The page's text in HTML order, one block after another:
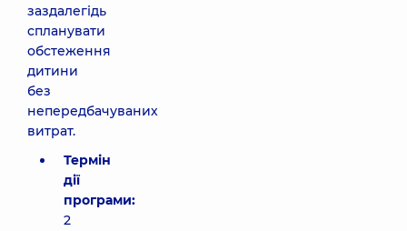
заздалегідь
спланувати
обстеження
дитини
без
непередбачуваних
витрат.
Термін
дії
програми:
2